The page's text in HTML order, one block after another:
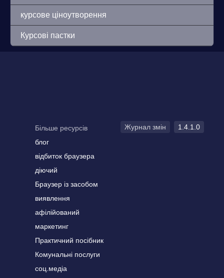
курсове ціноутворення
Курсові пастки
Більше ресурсів
блог
відбиток браузера
діючий
Браузер із засобом
виявлення
афілійований
маркетинг
Практичний посібник
Комунальні послуги
соц.медіа
Журнал змін 1.4.1.0